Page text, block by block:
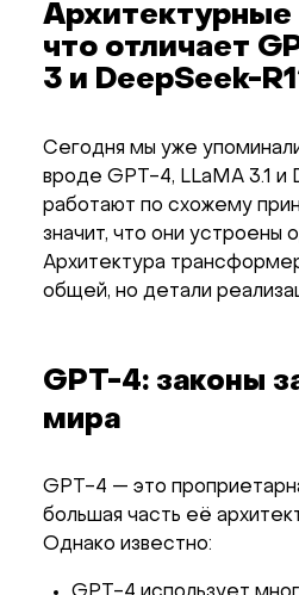
Архитектурные
что отличает
3 и DeepSeek-
Сегодня мы уже
вроде GPT-4, LLaMA 3.1 и
работают по схожему
значит, что они устроены
Архитектура
общей, но детали
GPT-4: законы
мира
GPT-4 — это
большая часть её
Однако известно: